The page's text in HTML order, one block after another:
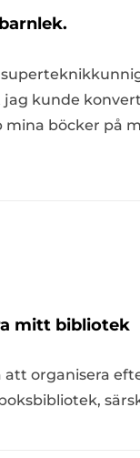
kunde
böcker på
mitt bibliotek
organisera